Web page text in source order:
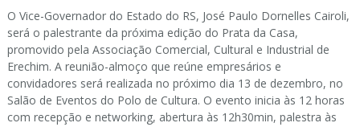
O Vice-Governador do Estado do RS, José Paulo Dornelles Cairoli,
será o palestrante da próxima edição do Prata da Casa,
promovido pela Associação Comercial, Cultural e Industrial de
Erechim. A reunião-almoço que reúne empresários e
convidadores será realizada no próximo dia 13 de dezembro, no
Salão de Eventos do Polo de Cultura. O evento inicia às 12 horas
com recepção e networking, abertura às 12h30min, palestra às